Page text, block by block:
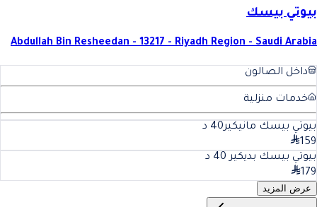
بيوتي بيسك
Abdullah Bin Resheedan - 13217 - Riyadh Region - Saudi Arabia
داخل الصالون
خدمات منزلية
بيوتي بيسك مانيكير40 د
159
بيوتي بيسك بديكير 40 د
179
عرض المزيد